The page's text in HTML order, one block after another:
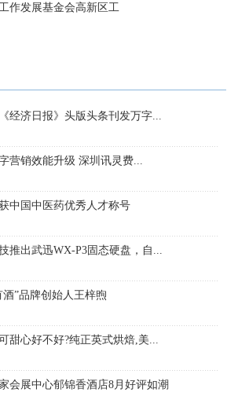
作发展基金会高新区工
经济日报》头版头条刊发万字...
营销效能升级 深圳讯灵费...
中国中医药优秀人才称号
推出武迅WX-P3固态硬盘，自...
酒”品牌创始人王梓煦
甜心好不好?纯正英式烘焙,美...
会展中心郁锦香酒店8月好评如潮